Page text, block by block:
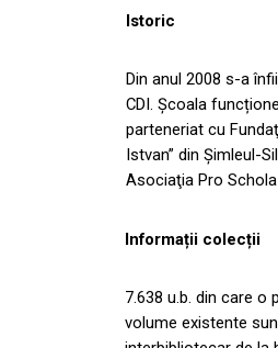
Istoric
Din anul 2008 s-a
CDI. Şcoala
parteneriat cu
Istvan” din Şimleul-
Asociaţia Pro Schola
Informații colecții
7.638 u.b. din care o
volume existente